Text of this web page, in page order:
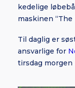
kedelige
maskinen “The
Til daglig er
ansvarlige for
tirsdag morgen